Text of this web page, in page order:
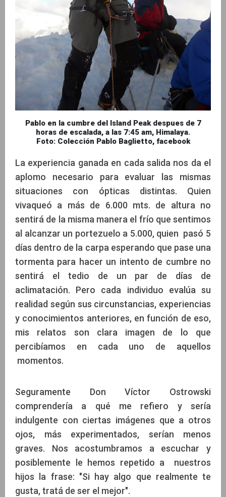
Pablo en la cumbre del Island Peak despues de 7
horas de escalada, a las 7:45 am, Himalaya.
Foto: Colección Pablo Baglietto, facebook
La experiencia ganada en cada salida nos da el
aplomo necesario para evaluar las mismas
situaciones con ópticas distintas. Quien
vivaqueó a más de 6.000 mts. de altura no
sentirá de la misma manera el frío que sentimos
al alcanzar un portezuelo a 5.000, quien pasó 5
días dentro de la carpa esperando que pase una
tormenta para hacer un intento de cumbre no
sentirá el tedio de un par de días de
aclimatación. Pero cada individuo evalúa su
realidad según sus circunstancias, experiencias
y conocimientos anteriores, en función de eso,
mis relatos son clara imagen de lo que
percibíamos en cada uno de aquellos
momentos.
Seguramente Don Víctor Ostrowski
comprendería a qué me refiero y sería
indulgente con ciertas imágenes que a otros
ojos, más experimentados, serían menos
graves. Nos acostumbramos a escuchar y
posiblemente le hemos repetido a nuestros
hijos la frase: "Si hay algo que realmente te
gusta, tratá de ser el mejor".